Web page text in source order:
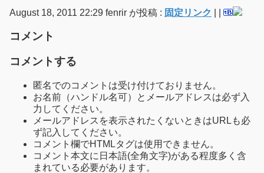
August 18, 2011 22:29 fenrir が投稿 : 固定リンク
コメント
コメントする
匿名でのコメントは受け付けておりません。
お名前（ハンドル名可）とメールアドレスは必ず入
力してください。
メールアドレスを表示されたくないときはURLも必
ず記入してください。
コメント欄でHTMLタグは使用できません。
コメント本文に日本語(全角文字)がある程度多く含
まれている必要があります。